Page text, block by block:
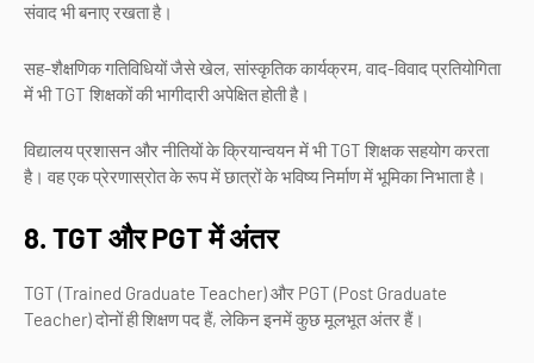
संवाद भी बनाए रखता है।
सह-शैक्षणिक गतिविधियों जैसे खेल, सांस्कृतिक कार्यक्रम, वाद-विवाद प्रतियोगिता
में भी TGT शिक्षकों की भागीदारी अपेक्षित होती है।
विद्यालय प्रशासन और नीतियों के क्रियान्वयन में भी TGT शिक्षक सहयोग करता
है। वह एक प्रेरणास्रोत के रूप में छात्रों के भविष्य निर्माण में भूमिका निभाता है।
8. TGT और PGT में अंतर
TGT (Trained Graduate Teacher) और PGT (Post Graduate
Teacher) दोनों ही शिक्षण पद हैं, लेकिन इनमें कुछ मूलभूत अंतर हैं।